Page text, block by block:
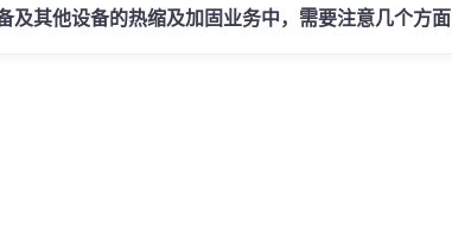
及其他设备的热缩及加固业务中，需要注意几个方面